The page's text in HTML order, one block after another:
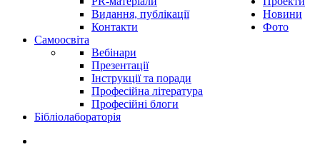
Видання, публікації
Контакти
Новини
Фото
Самоосвіта
Вебінари
Презентації
Інструкції та поради
Професійна література
Професійні блоги
Бібліолабораторія